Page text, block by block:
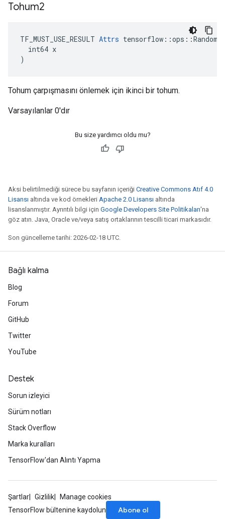
Tohum2
TF_MUST_USE_RESULT Attrs
  int64 x
)
Tohum çarpışmasını önlemek için ikinci bir tohum.
Varsayılanlar 0'dır
Bu size yardımcı oldu mu?
Aksi belirtilmediği sürece bu sayfanın içeriği Creative Commons Atıf 4.0
Lisansı altında ve kod örnekleri Apache 2.0 Lisansı altında
lisanslanmıştır. Ayrıntılı bilgi için Google Developers Site Politikaları'na
göz atın. Java, Oracle ve/veya satış ortaklarının tescilli ticari markasıdır.
Son güncelleme tarihi: 2026-02-18 UTC.
Bağlı kalma
Blog
Forum
GitHub
Twitter
YouTube
Destek
Sorun izleyici
Sürüm notları
Stack Overflow
Marka kuralları
TensorFlow'dan Alıntı Yapma
Şartlar Gizlilik
Manage cookies
TensorFlow bültenine kaydolun
Abone ol